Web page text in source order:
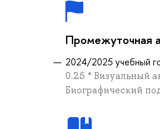
Промежуточная
2024/2025 учебный
0.25 * Визуальный
Биографический